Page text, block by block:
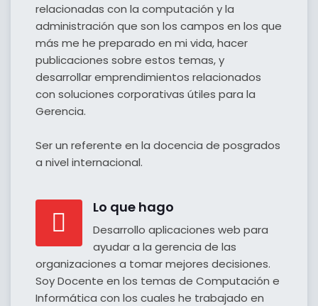
relacionadas con la computación y la
administración que son los campos en los que
más me he preparado en mi vida, hacer
publicaciones sobre estos temas, y
desarrollar emprendimientos relacionados
con soluciones corporativas útiles para la
Gerencia.
Ser un referente en la docencia de posgrados
a nivel internacional.
Lo que hago
Desarrollo aplicaciones web para
ayudar a la gerencia de las
organizaciones a tomar mejores decisiones.
Soy Docente en los temas de Computación e
Informática con los cuales he trabajado en